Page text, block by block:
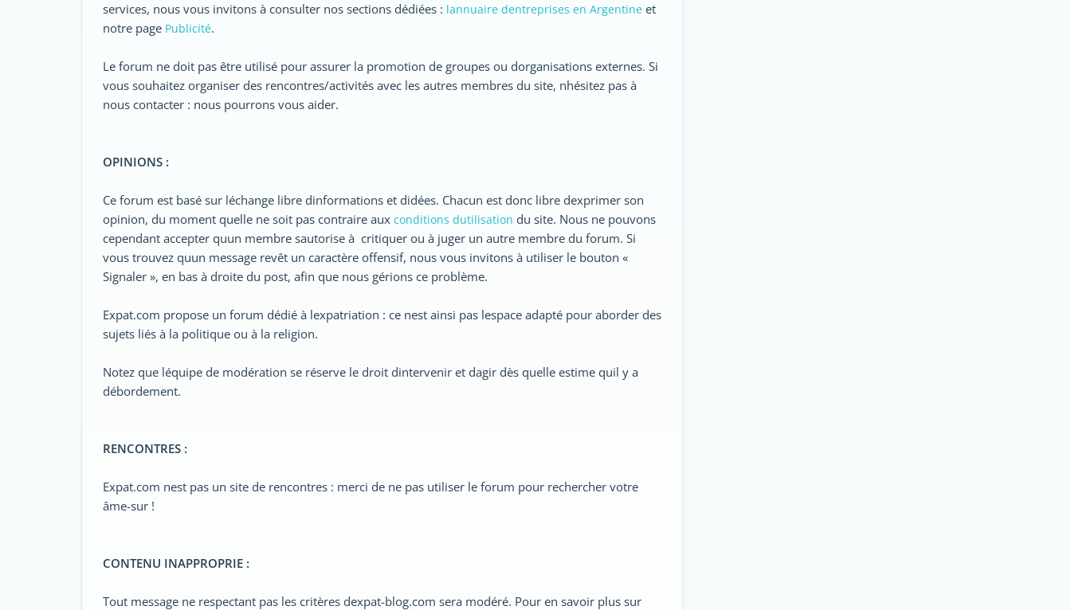
services, nous vous invitons à consulter nos sections dédiées : lannuaire dentreprises en Argentine et
notre page Publicité.
Le forum ne doit pas être utilisé pour assurer la promotion de groupes ou dorganisations externes. Si
vous souhaitez organiser des rencontres/activités avec les autres membres du site, nhésitez pas à
nous contacter : nous pourrons vous aider.
OPINIONS :
Ce forum est basé sur léchange libre dinformations et didées. Chacun est donc libre dexprimer son
opinion, du moment quelle ne soit pas contraire aux conditions dutilisation du site. Nous ne pouvons
cependant accepter quun membre sautorise à critiquer ou à juger un autre membre du forum. Si
vous trouvez quun message revêt un caractère offensif, nous vous invitons à utiliser le bouton «
Signaler », en bas à droite du post, afin que nous gérions ce problème.
Expat.com propose un forum dédié à lexpatriation : ce nest ainsi pas lespace adapté pour aborder des
sujets liés à la politique ou à la religion.
Notez que léquipe de modération se réserve le droit dintervenir et dagir dès quelle estime quil y a
débordement.
RENCONTRES :
Expat.com nest pas un site de rencontres : merci de ne pas utiliser le forum pour rechercher votre
âme-sur !
CONTENU INAPPROPRIE :
Tout message ne respectant pas les critères dexpat-blog.com sera modéré. Pour en savoir plus sur